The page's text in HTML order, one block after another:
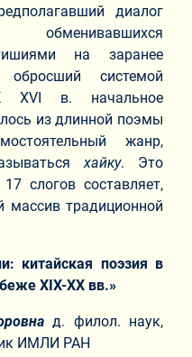
диалог
обменивавшихся
на заранее
системой
ХVI в. начальное
из длинной поэмы
жанр,
хайку. Это
слогов составляет,
массив традиционной
китайская поэзия в
XIX-XX вв.»
д. филол. наук,
ИМЛИ РАН